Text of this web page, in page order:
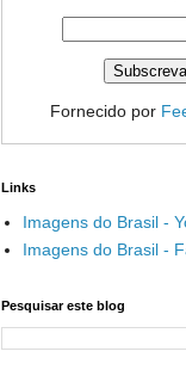
Fornecido por
Links
Imagens do Brasil -
Imagens do Brasil -
Pesquisar este blog